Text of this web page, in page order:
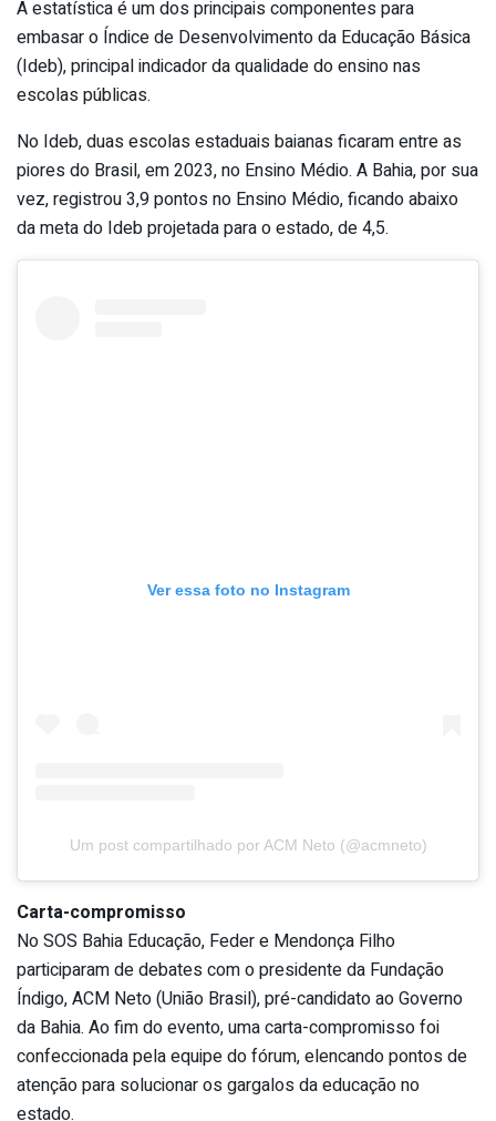
A estatística é um dos principais componentes para
embasar o Índice de Desenvolvimento da Educação Básica
(Ideb), principal indicador da qualidade do ensino nas
escolas públicas.
No Ideb, duas escolas estaduais baianas ficaram entre as
piores do Brasil, em 2023, no Ensino Médio. A Bahia, por sua
vez, registrou 3,9 pontos no Ensino Médio, ficando abaixo
da meta do Ideb projetada para o estado, de 4,5.
Ver essa foto no Instagram
Um post compartilhado por ACM Neto (@acmneto)
Carta-compromisso
No SOS Bahia Educação, Feder e Mendonça Filho
participaram de debates com o presidente da Fundação
Índigo, ACM Neto (União Brasil), pré-candidato ao Governo
da Bahia. Ao fim do evento, uma carta-compromisso foi
confeccionada pela equipe do fórum, elencando pontos de
atenção para solucionar os gargalos da educação no
estado.